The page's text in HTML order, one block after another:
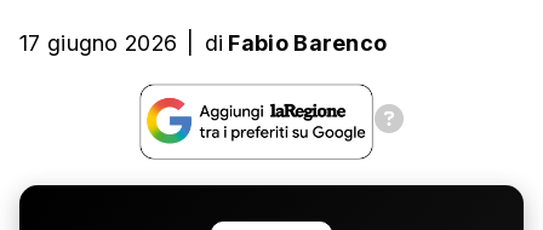
17 giugno 2026 di Fabio Barenco